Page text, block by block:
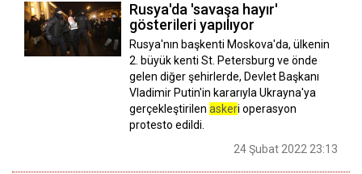
Rusya'da 'savaşa hayır'
gösterileri yapılıyor
Rusya'nın başkenti Moskova'da, ülkenin
2. büyük kenti St. Petersburg ve önde
gelen diğer şehirlerde, Devlet Başkanı
Vladimir Putin'in kararıyla Ukrayna'ya
gerçekleştirilen askeri operasyon
protesto edildi.
24 Şubat 2022 23:13